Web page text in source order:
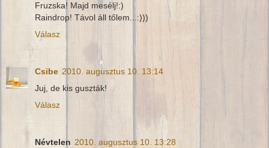
Fruzska! Majd mesélj!:)
Raindrop! Távol áll tőlem...:)))
Válasz
Csibe 2010. augusztus 10. 13:14
Juj, de kis guszták!
Válasz
Névtelen 2010. augusztus 10. 13:28